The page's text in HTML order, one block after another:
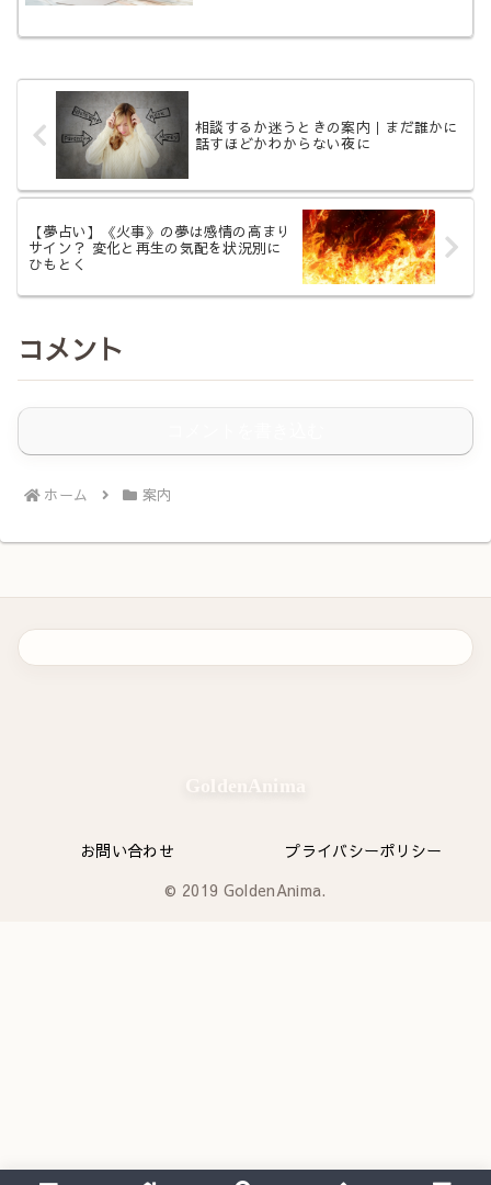
相談するか迷うときの案内｜まだ誰かに
話すほどかわからない夜に
【夢占い】《火事》の夢は感情の高まり
サイン？ 変化と再生の気配を状況別に
ひもとく
コメント
ホーム 案内
お問い合わせ
プライバシーポリシー
© 2019 GoldenAnima.